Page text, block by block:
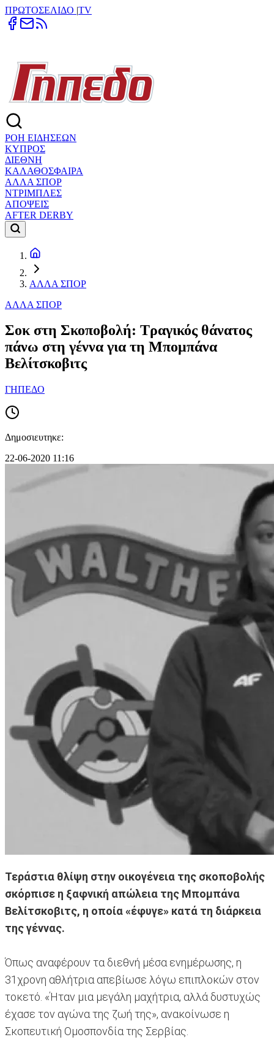
ΠΡΩΤΟΣΕΛΙΔΟ |TV
ΡΟΗ ΕΙΔΗΣΕΩΝ
ΚΥΠΡΟΣ
ΔΙΕΘΝΗ
ΚΑΛΑΘΟΣΦΑΙΡΑ
ΑΛΛΑ ΣΠΟΡ
ΝΤΡΙΜΠΛΕΣ
ΑΠΟΨΕΙΣ
AFTER DERBY
ΑΛΛΑ ΣΠΟΡ
ΑΛΛΑ ΣΠΟΡ
Σοκ στη Σκοποβολή: Τραγικός θάνατος
πάνω στη γέννα για τη Μπομπάνα
Βελίτσκοβιτς
ΓΗΠΕΔΟ
Δημοσιευτηκε:
22-06-2020 11:16
Τεράστια θλίψη στην οικογένεια της σκοποβολής
σκόρπισε η ξαφνική απώλεια της Μπομπάνα
Βελίτσκοβιτς, η οποία «έφυγε» κατά τη διάρκεια
της γέννας.
Όπως αναφέρουν τα διεθνή μέσα ενημέρωσης, η
31χρονη αθλήτρια απεβίωσε λόγω επιπλοκών στον
τοκετό. «Ήταν μια μεγάλη μαχήτρια, αλλά δυστυχώς
έχασε τον αγώνα της ζωή της», ανακοίνωσε η
Σκοπευτική Ομοσπονδία της Σερβίας.